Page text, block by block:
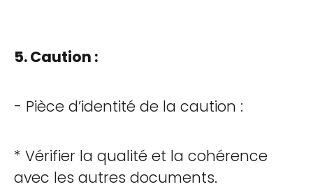
5. Caution :
- Pièce d’identité de la caution :
* Vérifier la qualité et la cohérence
avec les autres documents.